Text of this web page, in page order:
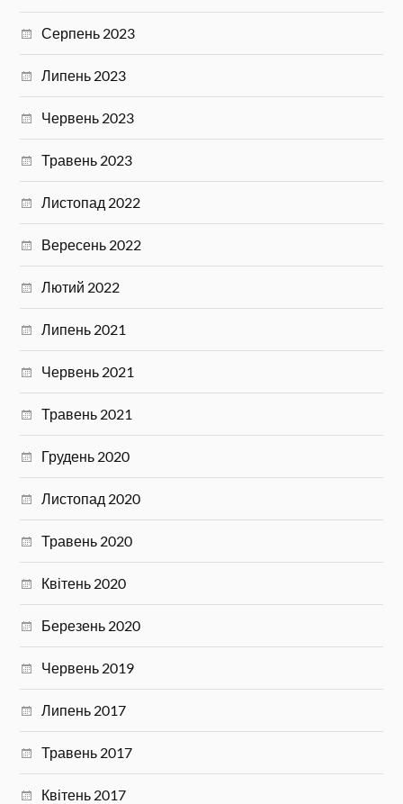
Серпень 2023
Липень 2023
Червень 2023
Травень 2023
Листопад 2022
Вересень 2022
Лютий 2022
Липень 2021
Червень 2021
Травень 2021
Грудень 2020
Листопад 2020
Травень 2020
Квітень 2020
Березень 2020
Червень 2019
Липень 2017
Травень 2017
Квітень 2017